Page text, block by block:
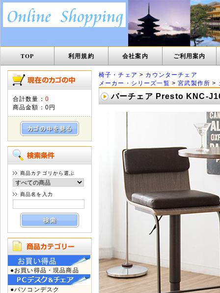
TOP 利用規約 会社案内 ご利用案内
合計数量： 0
商品金額： 0円
商品カテゴリから選ぶ
商品名を入力
●お買い得品・現品商品
●パソコンデスク
椅子・チェア > カウンターチェア
メーカー・シリーズ一覧 >宮武製作所 >
バーチェア Presto KNC-